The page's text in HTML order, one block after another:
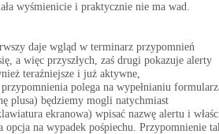
wyśmienicie i praktycznie nie ma wad.
daje wgląd w terminarz przypomnień
a więc przyszłych, zaś drugi pokazuje alerty
teraźniejsze i już aktywne,
polega na wypełnianiu
plusa) będziemy mogli natychmiast
ekranowa) wpisać nazwę alertu i
opcja na wypadek pośpiechu. Przypomnienie